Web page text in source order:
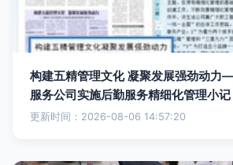
构建五精管理文化 凝聚发展强劲动
服务公司实施后勤服务精细化管理小记
更新时间：2026-08-06 14:57:20